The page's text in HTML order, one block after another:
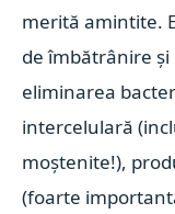
merită amintite.
de îmbătrânire
eliminarea
intercelulară
moștenite!),
(foarte